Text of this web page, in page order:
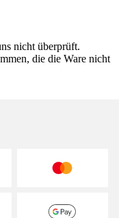
nicht überprüft.
die die Ware nicht